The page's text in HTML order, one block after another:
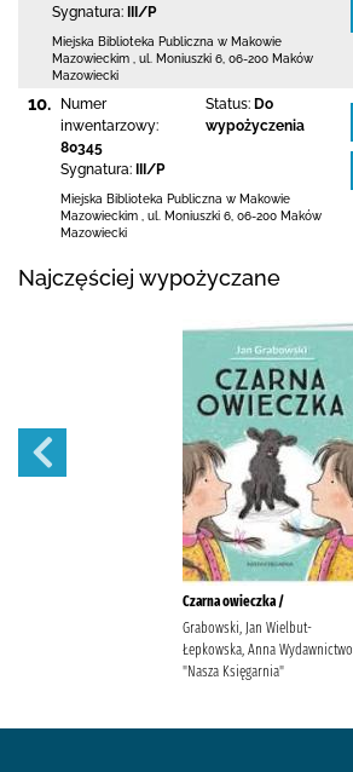
Sygnatura:
III/P
Miejska Biblioteka Publiczna w Makowie
Mazowieckim
ul. Moniuszki 6 06-200 Maków
Mazowiecki
10.
Numer
inwentarzowy:
80345
Sygnatura:
III/P
Status: Do
wypożyczenia
Miejska Biblioteka Publiczna w Makowie
Mazowieckim
ul. Moniuszki 6 06-200 Maków
Mazowiecki
Najczęściej wypożyczane
Czarna owieczka /
Grabowski, Jan Wielbut-
Łepkowska, Anna Wydawnictwo
"Nasza Księgarnia"